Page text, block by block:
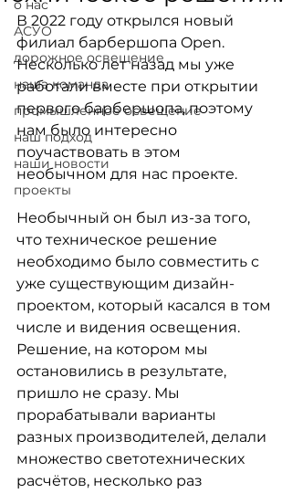
о нас
АСУО
дорожное освещение
наша команда
промышленное освещение
наш подход
наши новости
проекты
В 2022 году открылся новый
филиал барбершопа Open.
Несколько лет назад мы уже
работали вместе при открытии
первого барбершопа, поэтому
нам было интересно
поучаствовать в этом
необычном для нас проекте.
Необычный он был из-за того,
что техническое решение
необходимо было совместить с
уже существующим дизайн-
проектом, который касался в том
числе и видения освещения.
Решение, на котором мы
остановились в результате,
пришло не сразу. Мы
прорабатывали варианты
разных производителей, делали
множество светотехнических
расчётов, несколько раз